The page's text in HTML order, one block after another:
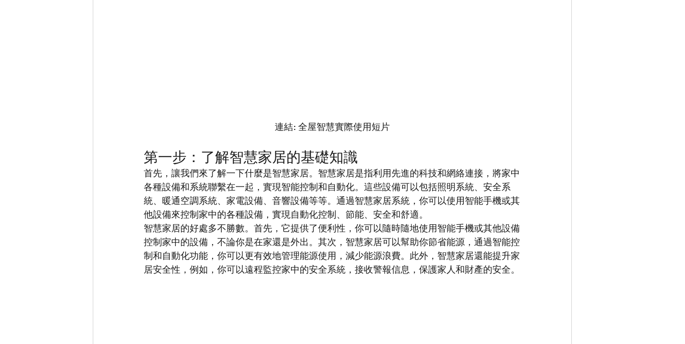
連結: 全屋智慧實際使用短片
第一步：了解智慧家居的基礎知識
首先，讓我們來了解一下什麼是智慧家居。智慧家居是指利用先進的科技和網絡連接，將家中
各種設備和系統聯繫在一起，實現智能控制和自動化。這些設備可以包括照明系統、安全系
統、暖通空調系統、家電設備、音響設備等等。通過智慧家居系統，你可以使用智能手機或其
他設備來控制家中的各種設備，實現自動化控制、節能、安全和舒適。
智慧家居的好處多不勝數。首先，它提供了便利性，你可以隨時隨地使用智能手機或其他設備
控制家中的設備，不論你是在家還是外出。其次，智慧家居可以幫助你節省能源，通過智能控
制和自動化功能，你可以更有效地管理能源使用，減少能源浪費。此外，智慧家居還能提升家
居安全性，例如，你可以遠程監控家中的安全系統，接收警報信息，保護家人和財產的安全。